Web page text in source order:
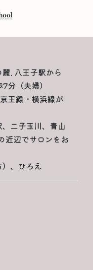
. 八王子駅から
分（夫婦）
王線・横浜線が
二子玉川、青山
近辺でサロンをお
、ひろえ